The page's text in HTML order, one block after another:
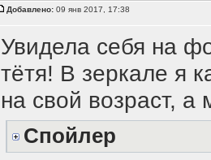
Добавлено:09 янв 2017, 17:38
Увидела себя на
тётя! В зеркале я
на свой возраст,
Спойлер